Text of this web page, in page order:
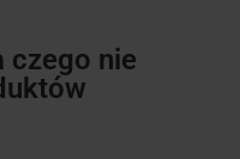
czego nie